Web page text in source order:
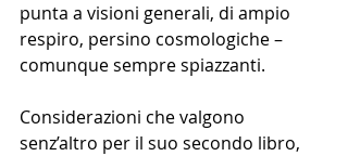
punta a visioni generali, di ampio
respiro, persino cosmologiche –
comunque sempre spiazzanti.
Considerazioni che valgono
senz’altro per il suo secondo libro,